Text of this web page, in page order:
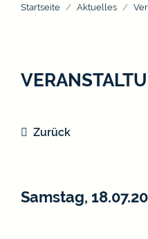
Startseite Aktuelles
Zurück
Samstag,